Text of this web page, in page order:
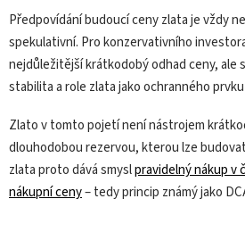
Předpovídání budoucí ceny zlata je vždy
spekulativní. Pro konzervativního
nejdůležitější krátkodobý odhad ceny, ale
stabilita a role zlata jako ochranného
Zlato v tomto pojetí není nástrojem
dlouhodobou rezervou, kterou lze
zlata proto dává smyslpravidelný nákup v
nákupní ceny– tedy princip známý jako